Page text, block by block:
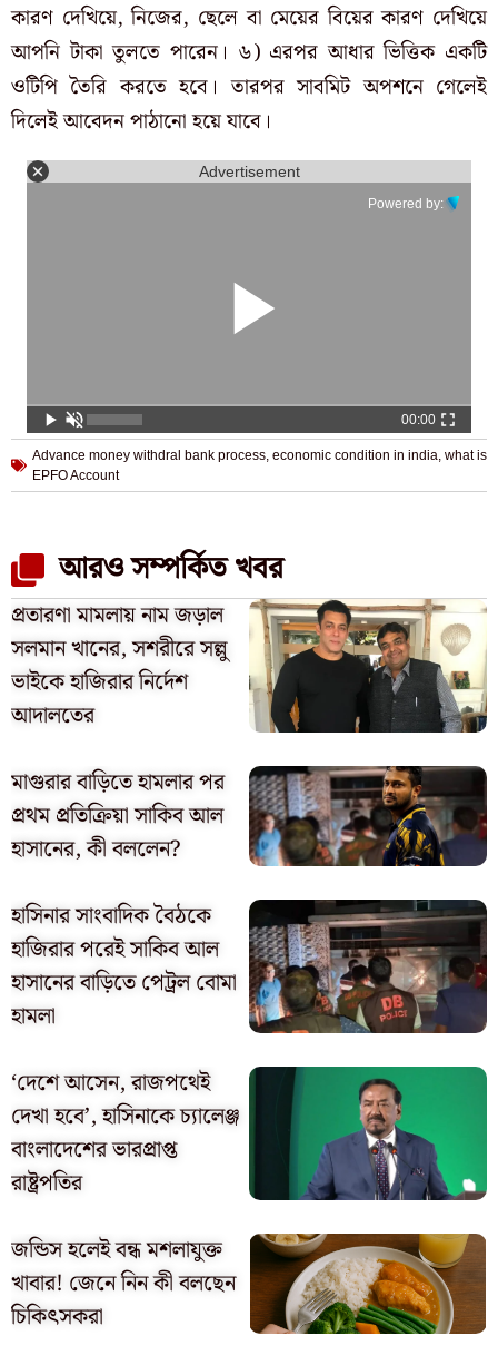
কারণ দেখিয়ে, নিজের, ছেলে বা মেয়ের বিয়ের কারণ দেখিয়ে
আপনি টাকা তুলতে পারেন। ৬) এরপর আধার ভিত্তিক একটি
ওটিপি তৈরি করতে হবে। তারপর সাবমিট অপশনে গেলেই
দিলেই আবেদন পাঠানো হয়ে যাবে।
Advertisement
Powered by:
00:00
Advance money withdral bank process, economic condition in india, what is
EPFO Account
আরও সম্পর্কিত খবর
প্রতারণা মামলায় নাম জড়াল
সলমান খানের, সশরীরে সল্লু
ভাইকে হাজিরার নির্দেশ
আদালতের
মাগুরার বাড়িতে হামলার পর
প্রথম প্রতিক্রিয়া সাকিব আল
হাসানের, কী বললেন?
হাসিনার সাংবাদিক বৈঠকে
হাজিরার পরেই সাকিব আল
হাসানের বাড়িতে পেট্রল বোমা
হামলা
‘দেশে আসেন, রাজপথেই
দেখা হবে’, হাসিনাকে চ্যালেঞ্জ
বাংলাদেশের ভারপ্রাপ্ত
রাষ্ট্রপতির
জন্ডিস হলেই বন্ধ মশলাযুক্ত
খাবার! জেনে নিন কী বলছেন
চিকিৎসকরা